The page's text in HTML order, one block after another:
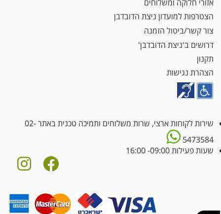
אזורי חלוקה ומשלוחים
הצטרפות למועדון ניצת הדובדבן
צור קשר/ביטול הזמנה
דרושים ב'ניצת הדובדבן'
תקנון
הצהרת נגישות
שירות לקוחות ארצי, שרות משלוחים ותמיכה טכנית באתר02-
5473584
שעות פעילות 09:00- 16:00